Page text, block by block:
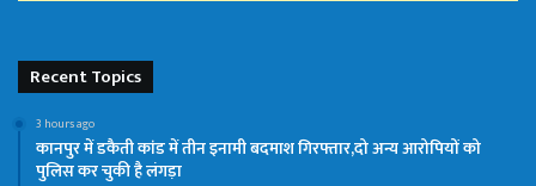
Recent Topics
3 hours ago
कानपुर में डकैती कांड में तीन इनामी बदमाश गिरफ्तार,दो अन्य आरोपियों को
पुलिस कर चुकी है लंगड़ा